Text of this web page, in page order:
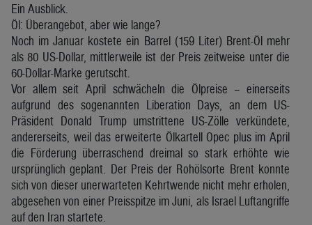
Ein Ausblick.
Öl: Überangebot, aber wie lange?
Noch im Januar kostete ein Barrel (159 Liter) Brent-Öl mehr
als 80 US-Dollar, mittlerweile ist der Preis zeitweise unter die
60-Dollar-Marke gerutscht.
Vor allem seit April schwächeln die Ölpreise – einerseits
aufgrund des sogenannten Liberation Days, an dem US-
Präsident Donald Trump umstrittene US-Zölle verkündete,
andererseits, weil das erweiterte Ölkartell Opec plus im April
die Förderung überraschend dreimal so stark erhöhte wie
ursprünglich geplant. Der Preis der Rohölsorte Brent konnte
sich von dieser unerwarteten Kehrtwende nicht mehr erholen,
abgesehen von einer Preisspitze im Juni, als Israel Luftangriffe
auf den Iran startete.